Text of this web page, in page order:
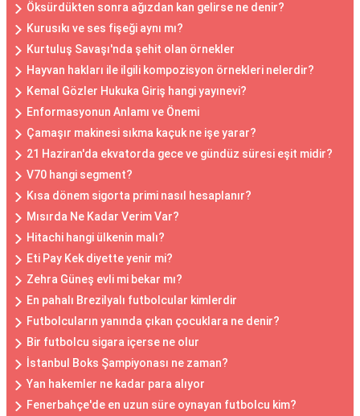
Öksürdükten sonra ağızdan kan gelirse ne denir?
Kurusıkı ve ses fişeği aynı mı?
Kurtuluş Savaşı'nda şehit olan örnekler
Hayvan hakları ile ilgili kompozisyon örnekleri nelerdir?
Kemal Gözler Hukuka Giriş hangi yayınevi?
Enformasyonun Anlamı ve Önemi
Çamaşır makinesi sıkma kaçuk ne işe yarar?
21 Haziran'da ekvatorda gece ve gündüz süresi eşit midir?
V70 hangi segment?
Kısa dönem sigorta primi nasıl hesaplanır?
Mısırda Ne Kadar Verim Var?
Hitachi hangi ülkenin malı?
Eti Pay Kek diyette yenir mi?
Zehra Güneş evli mi bekar mı?
En pahalı Brezilyalı futbolcular kimlerdir
Futbolcuların yanında çıkan çocuklara ne denir?
Bir futbolcu sigara içerse ne olur
İstanbul Boks Şampiyonası ne zaman?
Yan hakemler ne kadar para alıyor
Fenerbahçe'de en uzun süre oynayan futbolcu kim?